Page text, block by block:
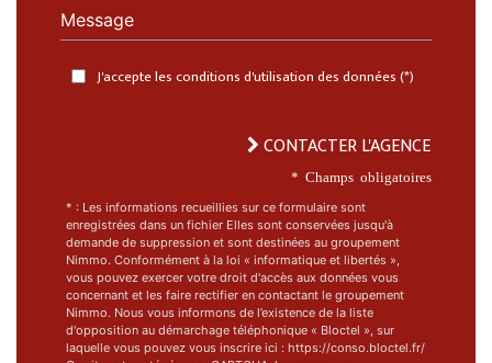
Message
J'accepte les conditions d'utilisation des données (*)
CONTACTER L'AGENCE
* Champs obligatoires
* : Les informations recueillies sur ce formulaire sont
enregistrées dans un fichier Elles sont conservées jusqu'à
demande de suppression et sont destinées au groupement
Nimmo. Conformément à la loi « informatique et libertés »,
vous pouvez exercer votre droit d'accès aux données vous
concernant et les faire rectifier en contactant le groupement
Nimmo. Nous vous informons de l’existence de la liste
d'opposition au démarchage téléphonique « Bloctel », sur
laquelle vous pouvez vous inscrire ici : https://conso.bloctel.fr/